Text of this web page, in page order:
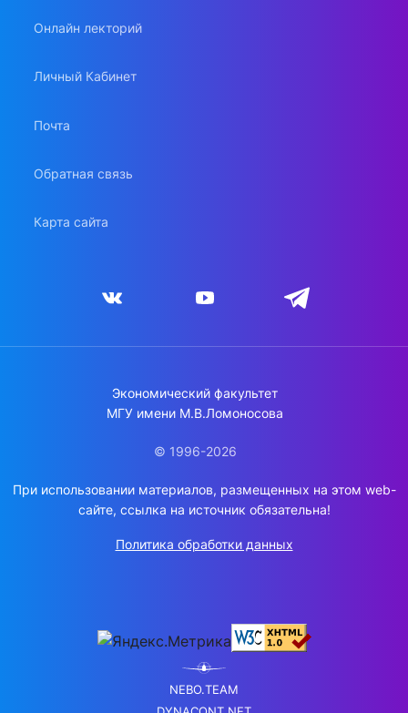
Онлайн лекторий
Личный Кабинет
Почта
Обратная связь
Карта сайта
Экономический факультет
МГУ имени М.В.Ломоносова
© 1996-2026
При использовании материалов, размещенных на этом web-
сайте, ссылка на источник обязательна!
Политика обработки данных
NEBO.TEAM